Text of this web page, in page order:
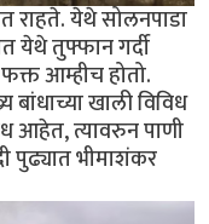
राहते. येथे सोलनपाडा
येथे तुफ्फान गर्दी
आम्हीच होतो.
खाली विविध
आहेत, त्यावरुन पाणी
पुढ्यात भीमाशंकर